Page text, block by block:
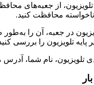
از جعبه‌های
محافظت کنید.
در جعبه، آن را
تلویزیون را بررسی
تلویزیون، نام شما،